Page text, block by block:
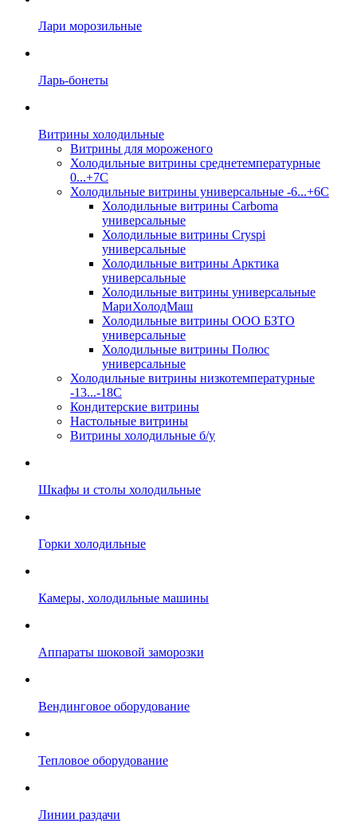
Лари морозильные
Ларь-бонеты
Витрины холодильные
Витрины для мороженого
Холодильные витрины среднетемпературные
0...+7C
Холодильные витрины универсальные -6...+6C
Холодильные витрины Carboma
универсальные
Холодильные витрины Cryspi
универсальные
Холодильные витрины Арктика
универсальные
Холодильные витрины универсальные
МариХолодМаш
Холодильные витрины ООО БЗТО
универсальные
Холодильные витрины Полюс
универсальные
Холодильные витрины низкотемпературные
-13...-18C
Кондитерские витрины
Настольные витрины
Витрины холодильные б/у
Шкафы и столы холодильные
Горки холодильные
Камеры, холодильные машины
Аппараты шоковой заморозки
Вендинговое оборудование
Тепловое оборудование
Линии раздачи